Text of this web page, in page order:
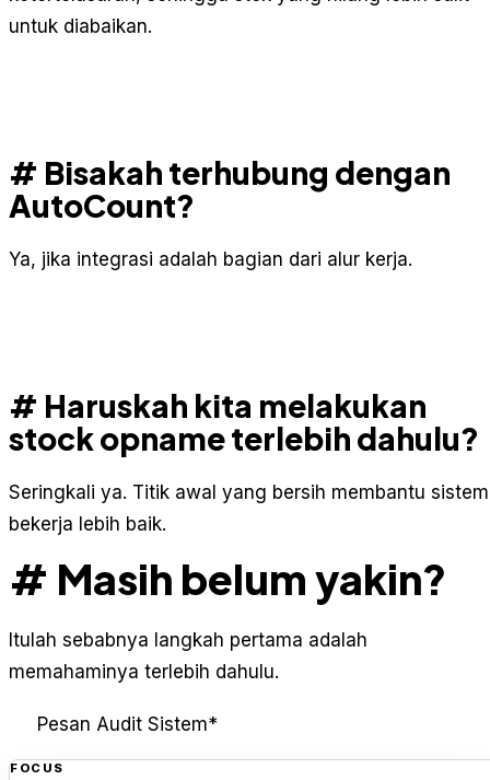
untuk diabaikan.
# Bisakah terhubung dengan
AutoCount?
Ya, jika integrasi adalah bagian dari alur kerja.
# Haruskah kita melakukan
stock opname terlebih dahulu?
Seringkali ya. Titik awal yang bersih membantu sistem
bekerja lebih baik.
# Masih belum yakin?
Itulah sebabnya langkah pertama adalah
memahaminya terlebih dahulu.
Pesan Audit Sistem*
FOCUS